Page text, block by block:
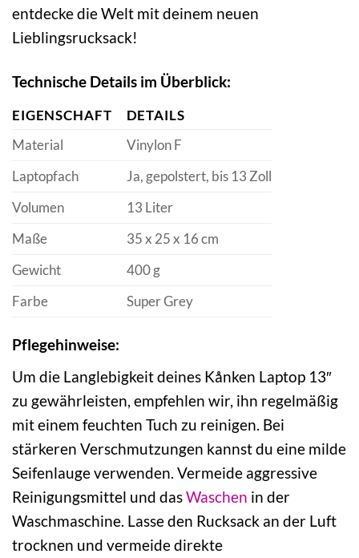
entdecke die Welt mit deinem neuen
Lieblingsrucksack!
Technische Details im Überblick:
EIGENSCHAFT
DETAILS
Material
Vinylon F
Laptopfach
Ja, gepolstert, bis 13 Zoll
Volumen
13 Liter
Maße
35 x 25 x 16 cm
Gewicht
400 g
Farbe
Super Grey
Pflegehinweise:
Um die Langlebigkeit deines Kånken Laptop 13″
zu gewährleisten, empfehlen wir, ihn regelmäßig
mit einem feuchten Tuch zu reinigen. Bei
stärkeren Verschmutzungen kannst du eine milde
Seifenlauge verwenden. Vermeide aggressive
Reinigungsmittel und dasWaschen in der
Waschmaschine. Lasse den Rucksack an der Luft
trocknen und vermeide direkte